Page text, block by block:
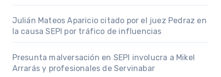
Julián Mateos Aparicio citado por el juez Pedraz en
la causa SEPI por tráfico de influencias
Presunta malversación en SEPI involucra a Mikel
Arrarás y profesionales de Servinabar